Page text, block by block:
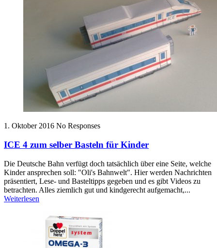
1. Oktober 2016 No Responses
ICE 4 zum selber Basteln für Kinder
Die Deutsche Bahn verfügt doch tatsächlich über eine Seite, welche
Kinder ansprechen soll: "Oli's Bahnwelt". Hier werden Nachrichten
präsentiert, Lese- und Basteltipps gegeben und es gibt Videos zu
betrachten. Alles ziemlich gut und kindgerecht aufgemacht,...
Weiterlesen